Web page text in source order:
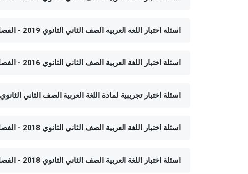
اسئلة اختبار اللغة العربية الصف الثاني الثانوي 2019 - الفصل الدراسي الثاني- الشرقية
اسئلة اختبار اللغة العربية الصف الثاني الثانوي 2016 - الفصل الدراسي الأول- بالقنا
اسئلة اختبار تجريبية لمادة اللغة العربية الصف الثاني الثانوي 2017 - الفصل الدراسي الأول
اسئلة اختبار اللغة العربية الصف الثاني الثانوي 2018 - الفصل الدراسي الأول- ادارة غرب المنصورة بالدقهلية
اسئلة اختبار اللغة العربية الصف الثاني الثانوي 2018 - الفصل الدراسي الأول- ادارة دكرنس بالدقهلية